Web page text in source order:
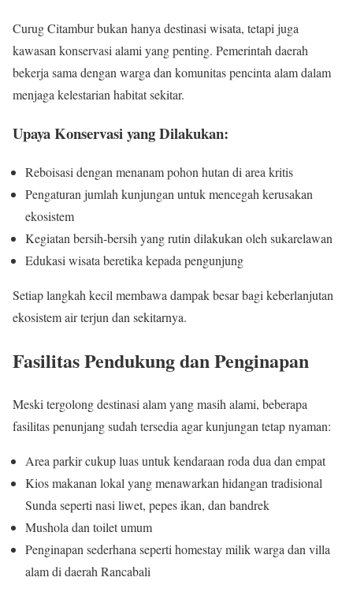
Curug Citambur bukan hanya destinasi wisata, tetapi juga
kawasan konservasi alami yang penting. Pemerintah daerah
bekerja sama dengan warga dan komunitas pencinta alam dalam
menjaga kelestarian habitat sekitar.
Upaya Konservasi yang Dilakukan:
Reboisasi dengan menanam pohon hutan di area kritis
Pengaturan jumlah kunjungan untuk mencegah kerusakan
ekosistem
Kegiatan bersih-bersih yang rutin dilakukan oleh sukarelawan
Edukasi wisata beretika kepada pengunjung
Setiap langkah kecil membawa dampak besar bagi keberlanjutan
ekosistem air terjun dan sekitarnya.
Fasilitas Pendukung dan Penginapan
Meski tergolong destinasi alam yang masih alami, beberapa
fasilitas penunjang sudah tersedia agar kunjungan tetap nyaman:
Area parkir cukup luas untuk kendaraan roda dua dan empat
Kios makanan lokal yang menawarkan hidangan tradisional
Sunda seperti nasi liwet, pepes ikan, dan bandrek
Mushola dan toilet umum
Penginapan sederhana seperti homestay milik warga dan villa
alam di daerah Rancabali